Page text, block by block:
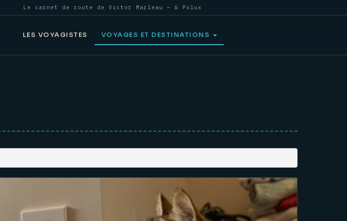
Le carnet de route de Victor Marleau — & Polux
LES VOYAGISTES VOYAGES ET DESTINATIONS